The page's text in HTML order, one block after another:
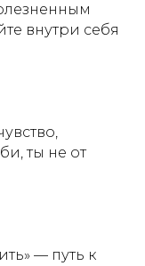
внутри себя
ты не от
— путь к